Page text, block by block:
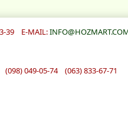
39 E-MAIL:
049-05-74 (063) 833-67-71